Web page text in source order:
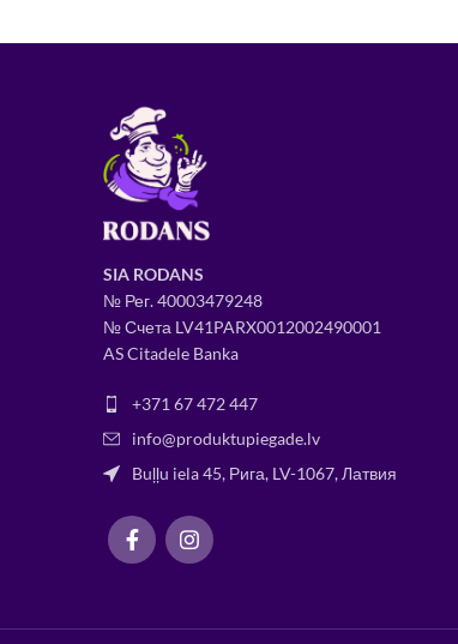
SIA RODANS
№ Рег.40003479248
№ Счета LV41PARX0012002490001
AS Citadele Banka
+371 67 472 447
info@produktupiegade.lv
Buļļu iela 45, Рига, LV-1067, Латвия